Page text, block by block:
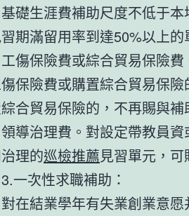
基礎生涯費補助尺度不低于
期滿留用率到達50%以上
工傷保險費或綜合貿易保險
保險費或購置綜合貿易保
合貿易保險的，不再賜與補
領導治理費。對設定帶教員
理的巡檢推薦見習單元，可
3.一次性求職補助：
對在結業學年有失業創業意